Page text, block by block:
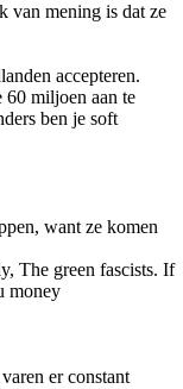
van mening is dat ze
accepteren.
60 miljoen aan te
ben je soft
want ze komen
The green fascists. If
money
er constant